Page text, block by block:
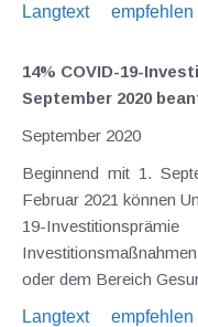
Langtext
empfehlen
14% COVID-19-
September 2020
September 2020
Beginnend mit 1. September 2020 und bis spätestens 28.
Februar 2021 können
19-Investitionsprämie beantragen,
Investitionsmaßnahmen der Ökologisierung ,
oder
Langtext
empfehlen